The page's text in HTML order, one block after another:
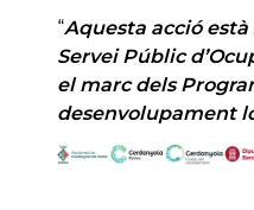
“Aquesta acció
Servei Públic
el marc dels
desenvolupament